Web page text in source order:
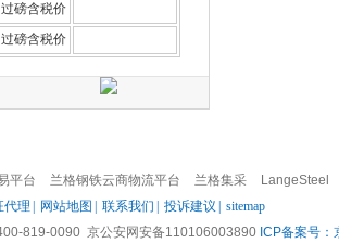
过磅含税价
过磅含税价